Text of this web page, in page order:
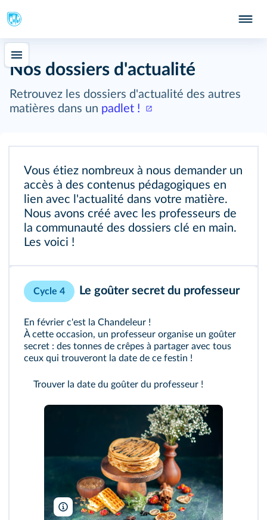
Nos dossiers d'actualité
Retrouvez les dossiers d'actualité des autres
matières dans un padlet !
Vous étiez nombreux à nous demander un
accès à des contenus pédagogiques en
lien avec l'actualité dans votre matière.
Nous avons créé avec les professeurs de
la communauté des dossiers clé en main.
Les voici !
Cycle 4 Le goûter secret du professeur
En février c'est la Chandeleur !
À cette occasion, un professeur organise un goûter
secret : des tonnes de crêpes à partager avec tous
ceux qui trouveront la date de ce festin !
Trouver la date du goûter du professeur !
mdjaff/Freepik